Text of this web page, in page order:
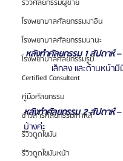
รีวิวศัลยกรรมผู้ชาย
โรงพยาบาลศัลยกรรมมาอิน
โรงพยาบาลศัลยกรรมนานะ
โรงพยาบาลศัลยกรรมรูบี
Certified Consultant
คู่มือศัลยกรรม
ข่าวสารศัลยกรรมเกาหลี
รีวิวดูดไขมัน
รีวิวดูดไขมันหน้า
หลังทำศัลยกรรม 1 สัปดาห์ –
เล็กลง และด้านหน้
หลังทำศัลยกรรม 2 สัปดาห์ –
บ้างค่ะ